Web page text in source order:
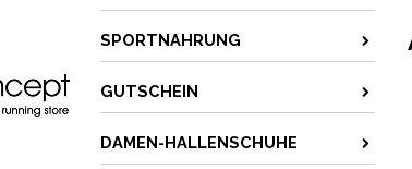
SPORTNAHRUNG
GUTSCHEIN
DAMEN-HALLENSCHUHE